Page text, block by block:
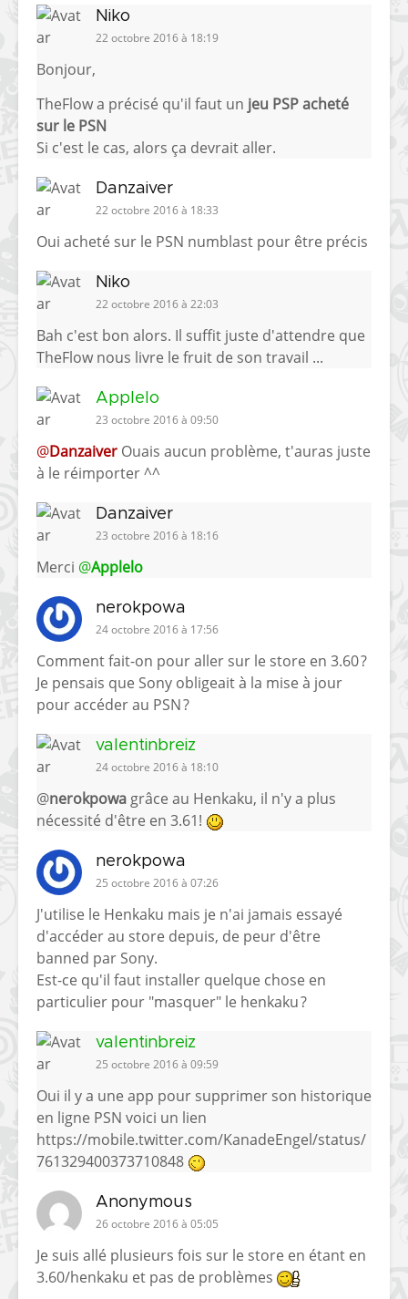
Niko
22 octobre 2016 à 18:19
Bonjour,
TheFlow a précisé qu'il faut un jeu PSP acheté
sur le PSN
Si c'est le cas, alors ça devrait aller.
Danzaiver
22 octobre 2016 à 18:33
Oui acheté sur le PSN numblast pour être précis
Niko
22 octobre 2016 à 22:03
Bah c'est bon alors. Il suffit juste d'attendre que
TheFlow nous livre le fruit de son travail ...
Applelo
23 octobre 2016 à 09:50
@Danzaiver Ouais aucun problème, t'auras juste
à le réimporter ^^
Danzaiver
23 octobre 2016 à 18:16
Merci @Applelo
nerokpowa
24 octobre 2016 à 17:56
Comment fait-on pour aller sur le store en 3.60 ?
Je pensais que Sony obligeait à la mise à jour
pour accéder au PSN ?
valentinbreiz
24 octobre 2016 à 18:10
@nerokpowa grâce au Henkaku, il n'y a plus
nécessité d'être en 3.61!
nerokpowa
25 octobre 2016 à 07:26
J'utilise le Henkaku mais je n'ai jamais essayé
d'accéder au store depuis, de peur d'être
banned par Sony.
Est-ce qu'il faut installer quelque chose en
particulier pour "masquer" le henkaku ?
valentinbreiz
25 octobre 2016 à 09:59
Oui il y a une app pour supprimer son historique
en ligne PSN voici un lien
https://mobile.twitter.com/KanadeEngel/status/
761329400373710848
Anonymous
26 octobre 2016 à 05:05
Je suis allé plusieurs fois sur le store en étant en
3.60/henkaku et pas de problèmes